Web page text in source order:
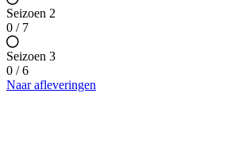
Seizoen 2
0 / 7
Seizoen 3
0 / 6
Naar afleveringen